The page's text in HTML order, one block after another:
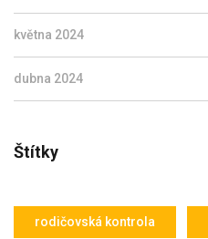
května 2024
dubna 2024
Štítky
rodičovská kontrola